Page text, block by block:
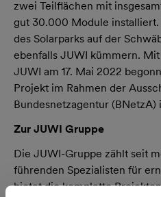
zwei Teilflächen mit
gut 30.000 Module
des Solarparks auf der
ebenfalls JUWI kümmern.
JUWI am 17. Mai 2022
Projekt im Rahmen der
Bundesnetzagentur (BNetzA)
Zur JUWI Gruppe
Die JUWI-Gruppe zählt seit
führenden Spezialisten für
bietet die komplette